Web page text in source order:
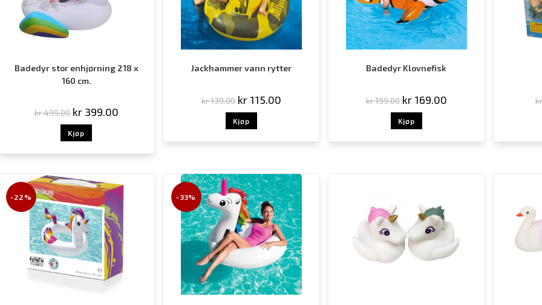
Badedyr stor enhjørning 218 x
160 cm.
kr499.00 kr399.00
Kjøp
Jackhammer vann rytter
kr139.00 kr 115.00
Kjøp
Badedyr Klovnefisk
kr199.00 kr169.00
Kjøp
kr
-22% -33%